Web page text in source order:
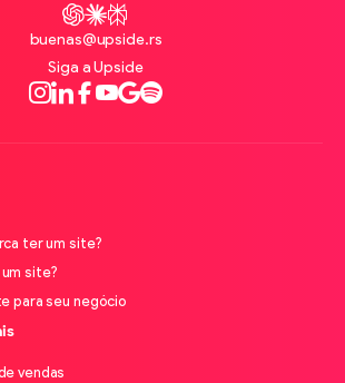
ChatGPT
Claude
Perplexity
buenas@upside.rs
Siga a Upside
Instagram
LinkedIn
Facebook
Youtube
Google
Spotify
ter um site?
site?
para seu negócio
vendas